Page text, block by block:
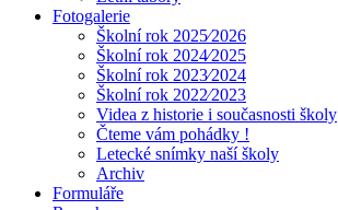
Fotogalerie
Školní rok 2025⁄2026
Školní rok 2024⁄2025
Školní rok 2023⁄2024
Školní rok 2022⁄2023
Videa z historie i současnosti školy
Čteme vám pohádky !
Letecké snímky naší školy
Archiv
Formuláře